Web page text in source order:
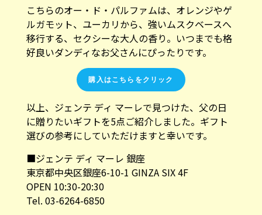
こちらのオー・ド・パルファムは、オレンジやゲ
ルガモット、ユーカリから、強いムスクベースへ
移行する、セクシーな大人の香り。いつまでも格
好良いダンディなお父さんにぴったりです。
購入はこちらをクリック
以上、ジェンテ ディ マーレで見つけた、父の日
に贈りたいギフトを5点ご紹介しました。ギフト
選びの参考にしていただけますと幸いです。
■ジェンテ ディ マーレ 銀座
東京都中央区銀座6-10-1 GINZA SIX 4F
OPEN 10:30-20:30
Tel. 03-6264-6850